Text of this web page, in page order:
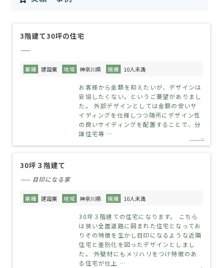
3階建て30坪の住宅
——
業種 建設業 地域 神奈川県 規模 10人未満
お客様から金額を抑えたいが、デザインは
妥協したくない。というご要望がありまし
た。 外部デザインとしては金額の安いサ
イディングを仕様しつつ随所にデザイン性
の良いサイディングを配置することで、分
譲住宅等 …
30坪３階建て
—— 目印になる家
業種 建設業 地域 神奈川県 規模 10人未満
30坪３階建ての住宅になります。 こちら
は狭い全面道路に囲まれた住宅となってお
りその特徴を生かし目印になるような近隣
住宅と差別化を図ったデザインとしまし
た。 外壁材にもメリハリをつけ特徴のあ
る住宅が仕上 …